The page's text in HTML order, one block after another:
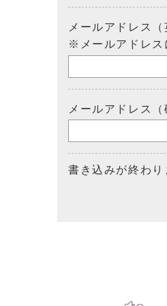
メールアドレス
※メールアドレス
メールアドレス
書き込みが終わり